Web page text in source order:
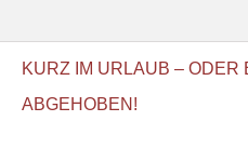
KURZ IM URLAUB – ODER
ABGEHOBEN!